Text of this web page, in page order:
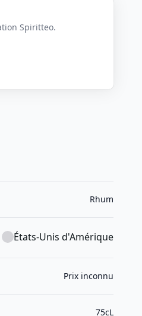
Spiritteo.
Rhum
États-Unis d'Amérique
Prix inconnu
75cL